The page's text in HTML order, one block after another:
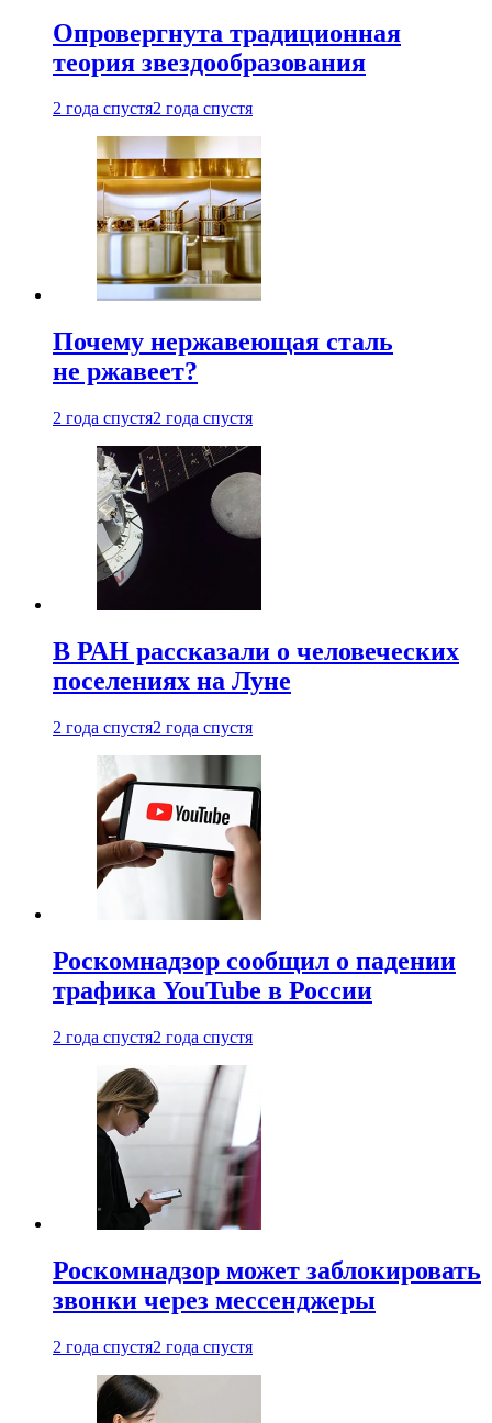
Опровергнута традиционная
теория звездообразования
2 года спустя2 года спустя
Почему нержавеющая сталь
не ржавеет?
2 года спустя2 года спустя
В РАН рассказали о человеческих
поселениях на Луне
2 года спустя2 года спустя
Роскомнадзор сообщил о падении
трафика YouTube в России
2 года спустя2 года спустя
Роскомнадзор может заблокировать
звонки через мессенджеры
2 года спустя2 года спустя